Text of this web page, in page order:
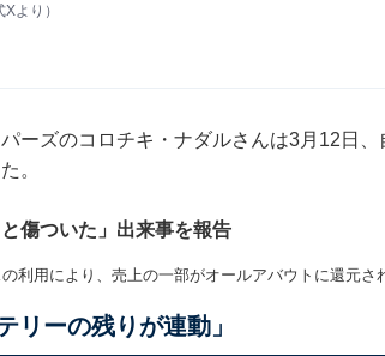
より）
ーズのコロチキ・ナダルさんは3月12日、
。
傷ついた」出来事を報告
利用により、売上の一部がオールアバウトに還元さ
リーの残りが連動」